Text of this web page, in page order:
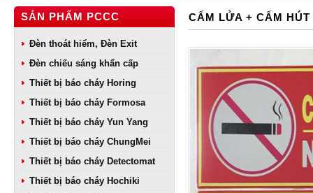
SẢN PHẨM PCCC
Đèn thoát hiểm, Đèn Exit
Đèn chiếu sáng khẩn cấp
Thiết bị báo cháy Horing
Thiết bị báo cháy Formosa
Thiết bị báo cháy Yun Yang
Thiết bị báo cháy ChungMei
Thiết bị báo cháy Detectomat
Thiết bị báo cháy Hochiki
CẤM LỬA + CẤM HÚT